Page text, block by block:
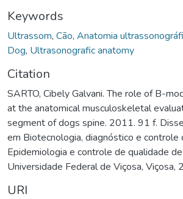
Keywords
Ultrassom, Cão, Anatomia
Dog, Ultrasonografic anatomy
Citation
SARTO, Cibely Galvani. The role of B-
at the anatomical musculoskeletal
segment of dogs spine. 2011. 91 f.
em Biotecnologia, diagnóstico e controle
Epidemiologia e controle de qualidade
Universidade Federal de Viçosa, Viçosa,
URI